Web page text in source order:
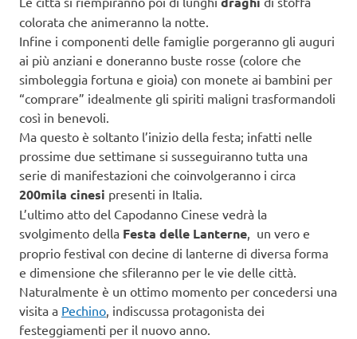
colorata che animeranno la notte.
Infine i componenti delle famiglie porgeranno gli auguri
ai più anziani e doneranno buste rosse (colore che
simboleggia fortuna e gioia) con monete ai bambini per
“comprare” idealmente gli spiriti maligni trasformandoli
così in benevoli.
Ma questo è soltanto l’inizio della festa; infatti nelle
prossime due settimane si susseguiranno tutta una
serie di manifestazioni che coinvolgeranno i circa
200mila cinesi presenti in Italia.
L’ultimo atto del Capodanno Cinese vedrà la
svolgimento della Festa delle Lanterne, un vero e
proprio festival con decine di lanterne di diversa forma
e dimensione che sfileranno per le vie delle città.
Naturalmente è un ottimo momento per concedersi una
visita a Pechino, indiscussa protagonista dei
festeggiamenti per il nuovo anno.